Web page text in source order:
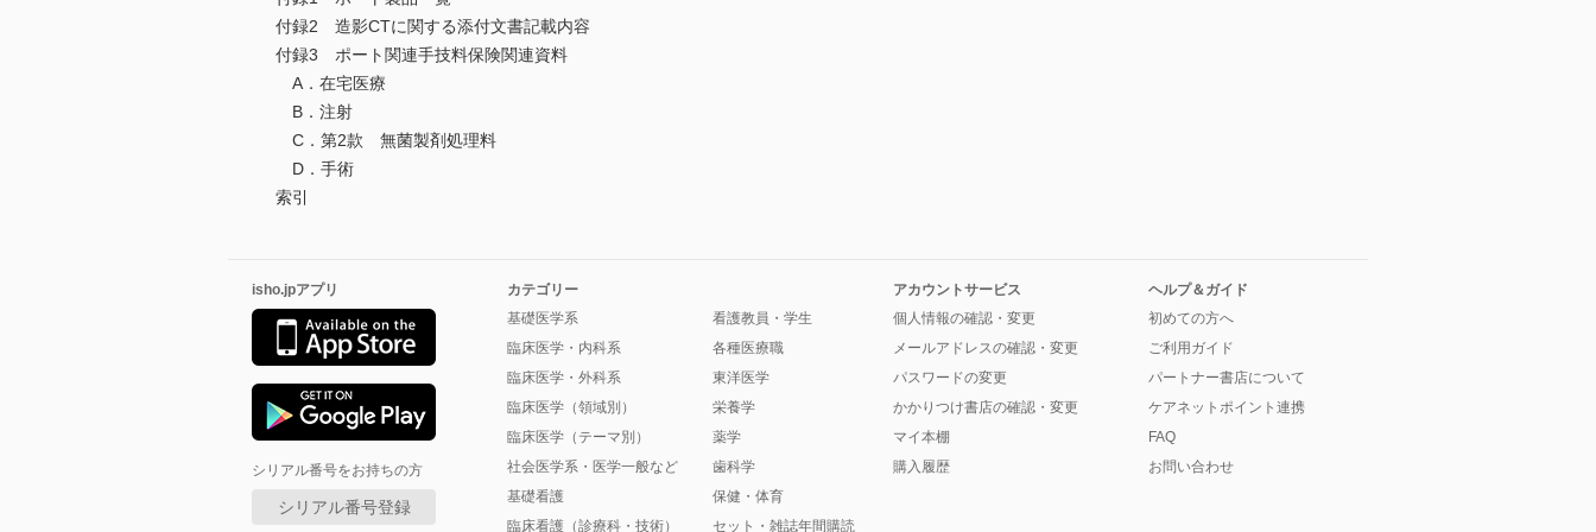
付録2 造影CTに関する添付文書記載内容
付録3 ポート関連手技料保険関連資料
A．在宅医療
B．注射
C．第2款 無菌製剤処理料
D．手術
索引
isho.jpアプリ
シリアル番号をお持ちの方
シリアル番号登録
カテゴリー
基礎医学系
臨床医学・内科系
臨床医学・外科系
臨床医学（領域別）
臨床医学（テーマ別）
社会医学系・医学一般など
基礎看護
臨床看護（診療科・技術）
看護教員・学生
各種医療職
東洋医学
栄養学
薬学
歯科学
保健・体育
セット・雑誌年間購読
アカウントサービス
個人情報の確認・変更
メールアドレスの確認・変更
パスワードの変更
かかりつけ書店の確認・変更
マイ本棚
購入履歴
ヘルプ＆ガイド
初めての方へ
ご利用ガイド
パートナー書店について
ケアネットポイント連携
FAQ
お問い合わせ